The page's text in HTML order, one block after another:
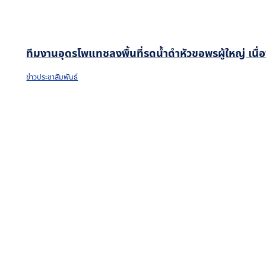
ทีมงานอุดรโพแทชลงพื้นที่รดน้ำดำหัวขอพรผู้ใหญ่ เนื่อ
ข่าวประชาสัมพันธ์